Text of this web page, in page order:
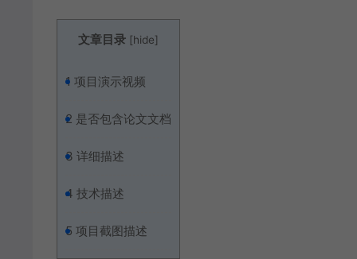
文章目录 [hide]
1 项目演示视频
2 是否包含论文文档
3 详细描述
4 技术描述
5 项目截图描述